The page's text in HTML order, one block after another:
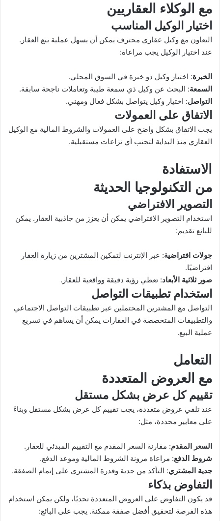
مع الوكلاء العقاريين
اختيار الوكيل المناسب
التعاون مع وكيل عقاري محترف يمكن أن يسهل عملية بيع العقار.
عند اختيار الوكيل يجب مراعاة:
الخبرة: اختيار وكيل ذو خبرة في السوق المحلي.
السمعة: البحث عن وكيل ذي سمعة طيبة وتعاملات ناجحة سابقة.
التواصل: اختيار وكيل يتواصل بشكل فعال ومهني.
الاتفاق على العمولات
يجب الاتفاق بشكل واضح على العمولات والشروط المالية مع الوكيل
العقاري منذ البداية لتجنب أي نزاعات مستقبلية.
الاستفادة
من التكنولوجيا الحديثة
التصوير الافتراضي
استخدام التصوير الافتراضي يمكن أن يعزز من جاذبية العقار. يمكن
للبائع تقديم:
جولات افتراضية: عبر الإنترنت لتمكين المشترين من زيارة العقار
افتراضيًا.
صور ثلاثية الأبعاد: تعطي رؤية دقيقة وواقعية للعقار.
استخدام تطبيقات التواصل
التواصل مع المشترين المحتملين عبر تطبيقات التواصل الاجتماعي
والتطبيقات المتخصصة في العقارات يمكن أن يساهم في تسريع
عملية البيع.
التعامل
مع العروض المتعددة
تقييم كل عرض بشكل مستقل
عند تلقي عروض متعددة، يجب تقييم كل عرض بشكل مستقل وبناءً
على معايير محددة، مثل:
السعر المقدم: مقارنة السعر المقدم مع التقييم المبدئي للعقار.
شروط الدفع: مراعاة مرونة الشروط المالية وموعد الدفع.
جدية المشتري: التأكد من جدية وقدرة المشتري على إتمام الصفقة.
التفاوض بذكاء
قد يكون التفاوض على العروض المتعددة تحديًا، ولكن يمكن استخدام
هذه الفرصة لتحقيق أفضل صفقة ممكنة. يجب على البائع: